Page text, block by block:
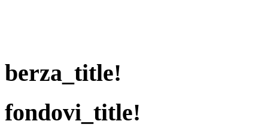
berza_title!
fondovi_title!